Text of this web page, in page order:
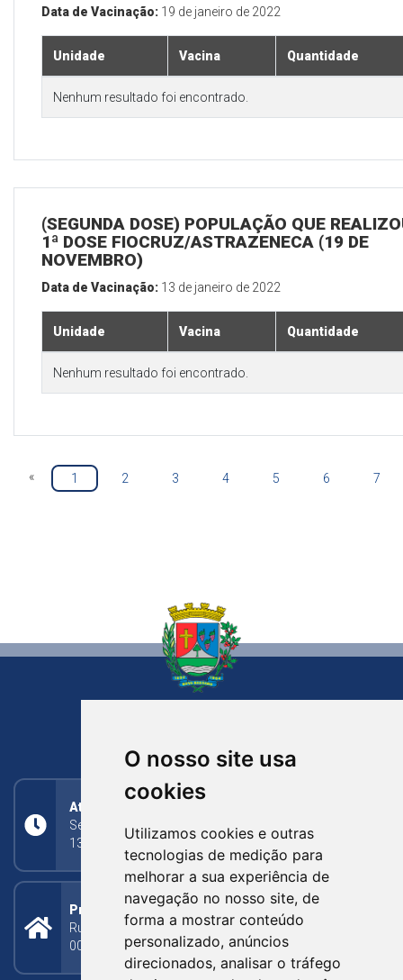
O nosso site usa
cookies
Utilizamos cookies e outras
tecnologias de medição para
melhorar a sua experiência de
navegação no nosso site, de
forma a mostrar conteúdo
personalizado, anúncios
direcionados, analisar o tráfego
Data de Vacinação: 19 de janeiro de 2022
Unidade Vacina Quantidade
Nenhum resultado foi encontrado.
(SEGUNDA DOSE) POPULAÇÃO QUE
1ª DOSE FIOCRUZ/ASTRAZENECA (19 DE
NOVEMBRO)
Data de Vacinação: 13 de janeiro de 2022
Unidade Vacina Quantidade
Nenhum resultado foi encontrado.
« 1 2 3 4 5 6 7
Atendimento
Segunda a Sexta: 8h às 11h30min (manhã);
13h30min às 17h (tarde)
Prefeitura Municipal
Rua Silva Jardim, 505 - Bairro Centro - CEP: 95340-
000